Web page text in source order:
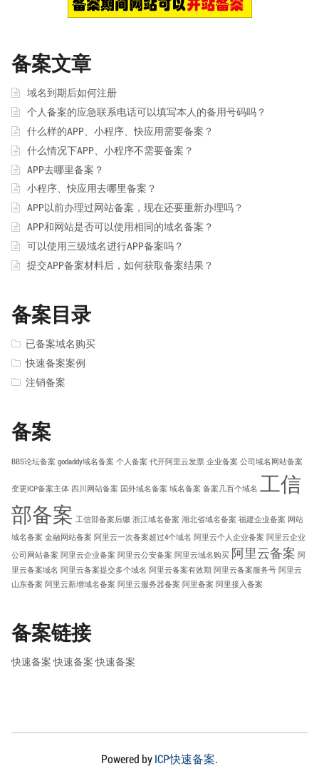
备案文章
域名到期后如何注册
个人备案的应急联系电话可以填写本人的备用号码吗？
什么样的APP、小程序、快应用需要备案？
什么情况下APP、小程序不需要备案？
APP去哪里备案？
小程序、快应用去哪里备案？
APP以前办理过网站备案，现在还要重新办理吗？
APP和网站是否可以使用相同的域名备案？
可以使用三级域名进行APP备案吗？
提交APP备案材料后，如何获取备案结果？
备案目录
已备案域名购买
快速备案案例
注销备案
备案
BBS论坛备案 godaddy域名备案 个人备案 代开阿里云发票 企业备案 公司域名网站备案
变更ICP备案主体 四川网站备案 国外域名备案 域名备案 备案几百个域名 工信
部备案 工信部备案后缀 浙江域名备案 湖北省域名备案 福建企业备案 网站
域名备案 金融网站备案 阿里云一次备案超过4个域名 阿里云个人企业备案 阿里云企业
公司网站备案 阿里云企业备案 阿里云公安备案 阿里云域名购买 阿里云备案 阿
里云备案域名 阿里云备案提交多个域名 阿里云备案有效期 阿里云备案服务号 阿里云
山东备案 阿里云新增域名备案 阿里云服务器备案 阿里备案 阿里接入备案
备案链接
快速备案 快速备案 快速备案
Powered byICP快速备案.